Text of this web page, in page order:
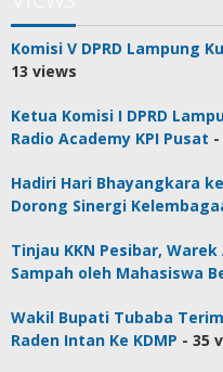
Komisi V DPRD Lampung
13 views
Ketua Komisi I DPRD
Radio Academy KPI Pusat
Hadiri Hari Bhayangkara
Dorong Sinergi
Tinjau KKN Pesibar,
Sampah oleh Mahasiswa
Wakil Bupati Tubaba
Raden Intan Ke KDMP - 35